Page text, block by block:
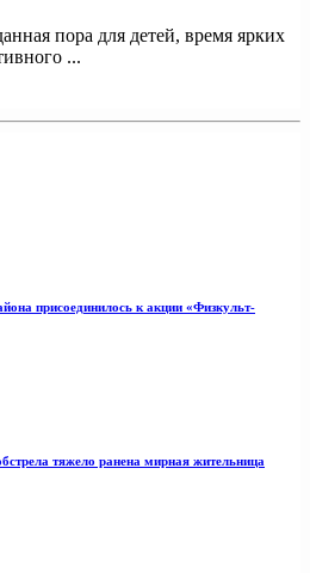
пора для детей, время ярких
...
присоединилось к акции «Физкульт-
тяжело ранена мирная жительница